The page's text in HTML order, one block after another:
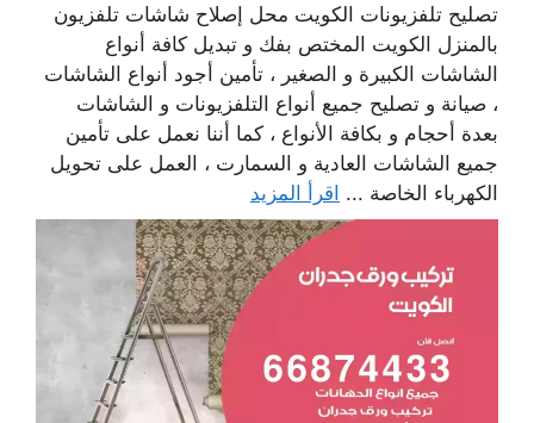
تصليح تلفزيونات الكويت محل إصلاح شاشات تلفزيون
بالمنزل الكويت المختص بفك و تبديل كافة أنواع
الشاشات الكبيرة و الصغير ، تأمين أجود أنواع الشاشات
، صيانة و تصليح جميع أنواع التلفزيونات و الشاشات
بعدة أحجام و بكافة الأنواع ، كما أننا نعمل على تأمين
جميع الشاشات العادية و السمارت ، العمل على تحويل
الكهرباء الخاصة ... اقرأ المزيد